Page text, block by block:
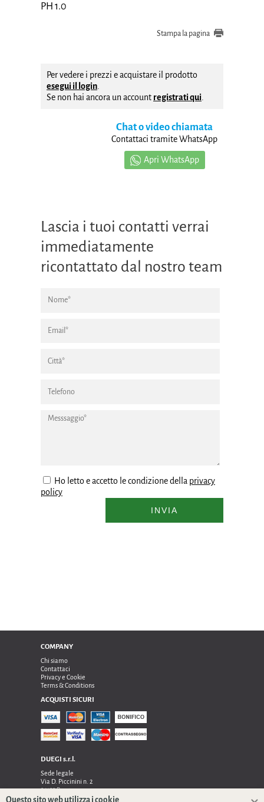
PH 1.0
Stampa la pagina
Per vedere i prezzi e acquistare il prodotto
esegui il login
Se non hai ancora un account registrati qui
Chat o video chiamata
Contattaci tramite WhatsApp
Apri WhatsApp
Lascia i tuoi contatti verrai
immediatamente
ricontattato dal nostro team
Ho letto e accetto le condizione della privacy
policy
INVIA
COMPANY
Chi siamo
Contattaci
Privacy e Cookie
Terms & Conditions
ACQUISTI SICURI
DUEGI s.r.l.
Sede legale
Via D. Piccinini n. 2
24122 Bergamo
Sede operativa e amministrativa:
Questo sito web utilizza i cookie